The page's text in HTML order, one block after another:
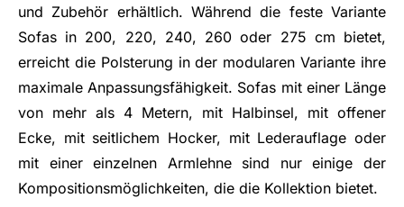
und Zubehör erhältlich. Während die feste Variante
Sofas in 200, 220, 240, 260 oder 275 cm bietet,
erreicht die Polsterung in der modularen Variante ihre
maximale Anpassungsfähigkeit. Sofas mit einer Länge
von mehr als 4 Metern, mit Halbinsel, mit offener
Ecke, mit seitlichem Hocker, mit Lederauflage oder
mit einer einzelnen Armlehne sind nur einige der
Kompositionsmöglichkeiten, die die Kollektion bietet.